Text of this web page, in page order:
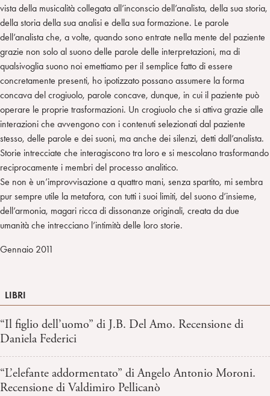
vista della musicalità collegata all’inconscio dell’analista, della sua storia,
della storia della sua analisi e della sua formazione. Le parole
dell’analista che, a volte, quando sono entrate nella mente del paziente
grazie non solo al suono delle parole delle interpretazioni, ma di
qualsivoglia suono noi emettiamo per il semplice fatto di essere
concretamente presenti, ho ipotizzato possano assumere la forma
concava del crogiuolo, parole concave, dunque, in cui il paziente può
operare le proprie trasformazioni. Un crogiuolo che si attiva grazie alle
interazioni che avvengono con i contenuti selezionati dal paziente
stesso, delle parole e dei suoni, ma anche dei silenzi, detti dall’analista.
Storie intrecciate che interagiscono tra loro e si mescolano trasformando
reciprocamente i membri del processo analitico.
Se non è un’improvvisazione a quattro mani, senza spartito, mi sembra
pur sempre utile la metafora, con tutti i suoi limiti, del suono d’insieme,
dell’armonia, magari ricca di dissonanze originali, creata da due
umanità che intrecciano l’intimità delle loro storie.
Gennaio 2011
LIBRI
“Il figlio dell’uomo” di J.B. Del Amo. Recensione di
Daniela Federici
“L’elefante addormentato” di Angelo Antonio Moroni.
Recensione di Valdimiro Pellicanò